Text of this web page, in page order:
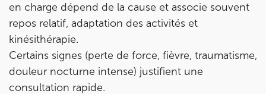
en charge dépend de la cause et associe souvent
repos relatif, adaptation des activités et
kinésithérapie.
Certains signes (perte de force, fièvre, traumatisme,
douleur nocturne intense) justifient une
consultation rapide.
8 Av. de Camoens 75116 Paris
8 Av. de Camoens 75116 Paris
01 42 15 22 46
Prenez RDV sur